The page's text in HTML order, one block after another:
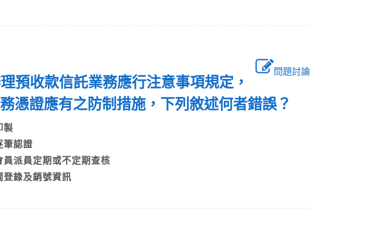
問題討論
預收款信託業務應行注意事項規定，
憑證應有之防制措施，下列敘述何者錯誤？
製
筆認證
派員定期或不定期查核
錄及銷號資訊